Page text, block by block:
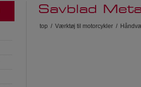
Savblad
top / Værktøj til motorcykler /